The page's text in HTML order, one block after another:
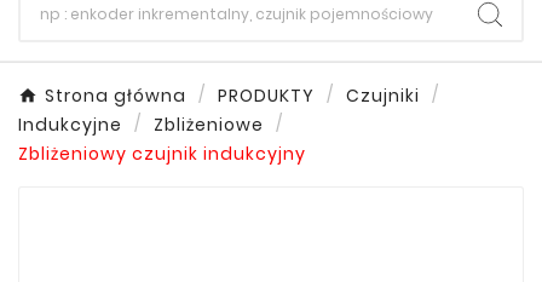
Strona główna PRODUKTY
Czujniki
Indukcyjne
Zbliżeniowe
Zbliżeniowy czujnik indukcyjny